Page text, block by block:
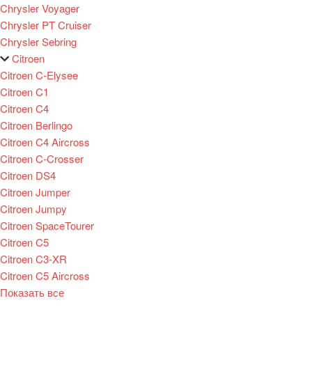
Chrysler Voyager
Chrysler PT Cruiser
Chrysler Sebring
Citroen
Citroen C-Elysee
Citroen C1
Citroen C4
Citroen Berlingo
Citroen C4 Aircross
Citroen C-Crosser
Citroen DS4
Citroen Jumper
Citroen Jumpy
Citroen SpaceTourer
Citroen C5
Citroen C3-XR
Citroen C5 Aircross
Показать все